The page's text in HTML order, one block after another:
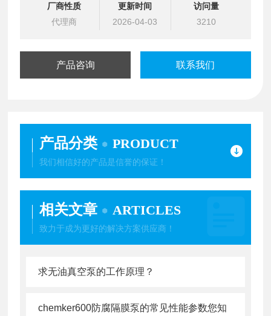
厂商性质
代理商
更新时间
2026-04-03
访问量
3210
产品咨询 联系我们
产品分类 PRODUCT
我们相信好的产品是信誉的保证！
相关文章 ARTICLES
致力于成为更好的解决方案供应商！
求无油真空泵的工作原理？
chemker600防腐隔膜泵的常见性能参数您知